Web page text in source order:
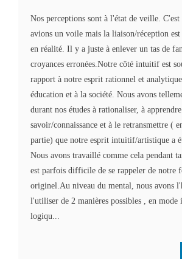
Nos perceptions sont à l'état de veille. C'est
avions un voile mais la liaison/réception
en réalité. Il y a juste à enlever un tas de
croyances erronées.Notre côté intuitif est
rapport à notre esprit rationnel et
éducation et à la société. Nous avons
durant nos études à rationaliser, à
savoir/connaissance et à le retransmettre (
partie) que notre esprit intuitif/artistique a
Nous avons travaillé comme cela pendant
est parfois difficile de se rappeler de notre
originel.Au niveau du mental, nous avons
l'utiliser de 2 manières possibles , en
logiqu...